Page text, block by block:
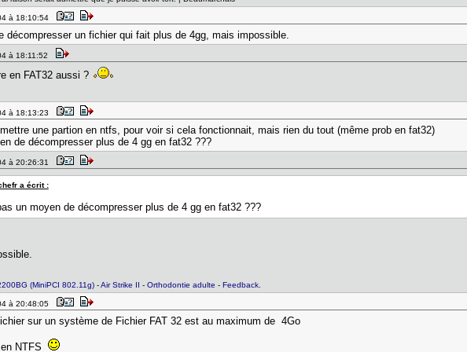
à 18:10:54
décompresser un fichier qui fait plus de 4gg, mais impossible.
à 18:11:52
en FAT32 aussi ?
à 18:13:23
une partion en ntfs, pour voir si cela fonctionnait, mais rien du tout (même prob en fat32)
de décompresser plus de 4 gg en fat32 ???
à 20:26:31
a écrit :
un moyen de décompresser plus de 4 gg en fat32 ???
(MiniPCI 802.11g) -Air Strike II -Orthodontie adulte -Feedback
à 20:48:05
sur un système de Fichier FAT 32 est au maximum de 4Go
en NTFS